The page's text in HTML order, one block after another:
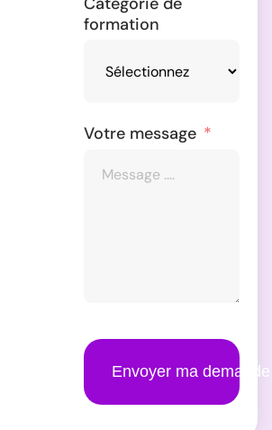
formation
Votre message
Envoyer ma demande